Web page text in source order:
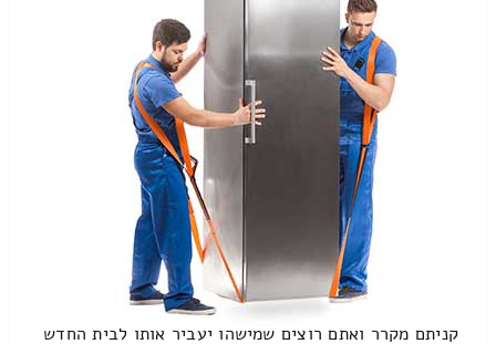
קניתם מקרר ואתם רוצים שמישהו יעביר אותו לבית החדש